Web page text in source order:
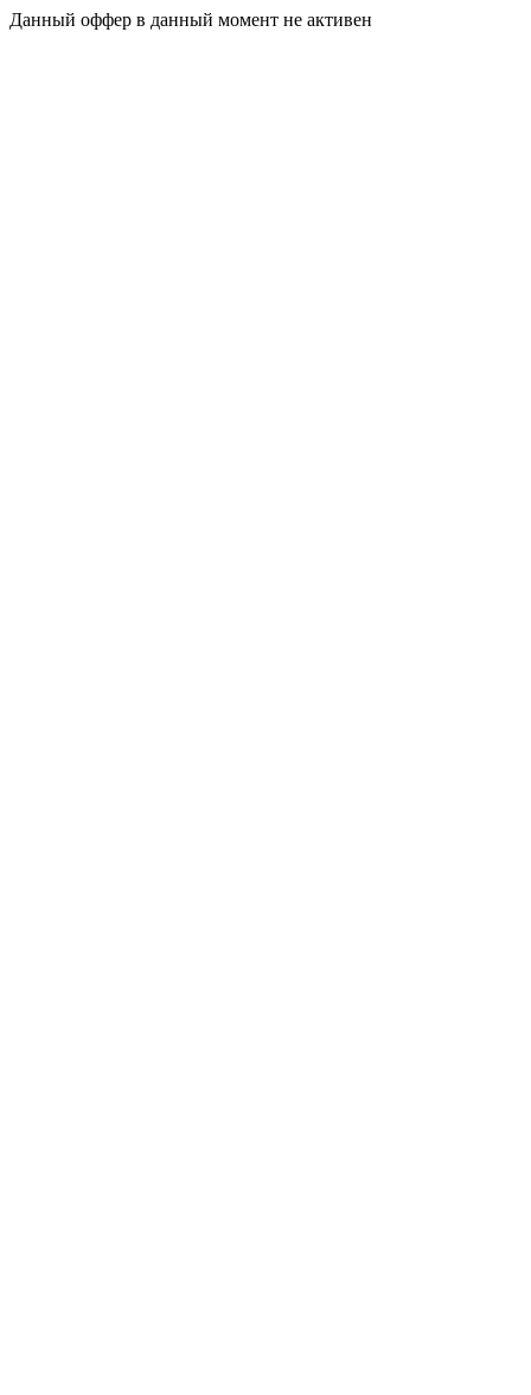
Данный оффер в данный момент не активен